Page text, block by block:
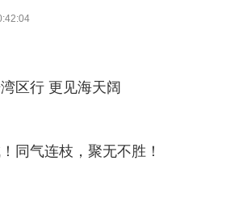
区行 更见海天阔
同气连枝，聚无不胜！